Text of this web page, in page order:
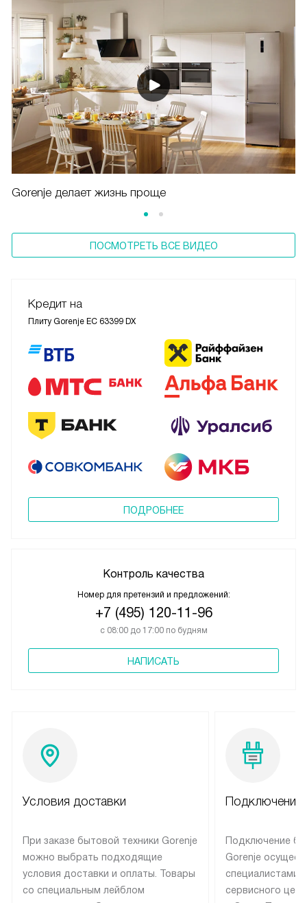
Gorenje делает жизнь проще
ПОСМОТРЕТЬ ВСЕ ВИДЕО
Кредит на
Плиту Gorenje EC 63399 DX
ПОДРОБНЕЕ
Контроль качества
Номер для претензий и предложений:
+7 (495) 120-11-96
с 08:00 до 17:00 по будням
НАПИСАТЬ
Условия доставки
При заказе бытовой техники Gorenje
можно выбрать подходящие
условия доставки и оплаты. Товары
со специальным лейблом
Подключение
Подключение
Gorenje
специалистами
сервисного